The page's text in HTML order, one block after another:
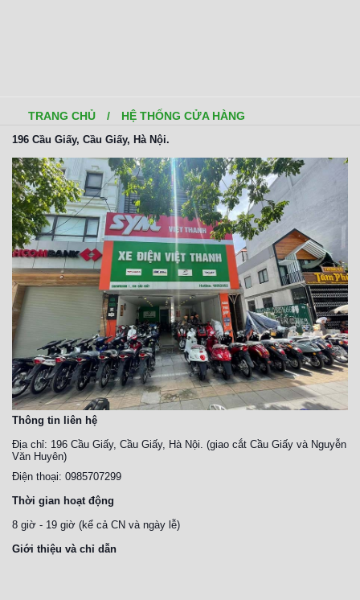
TRANG CHỦ / HỆ THỐNG CỬA HÀNG
196 Cầu Giấy, Cầu Giấy, Hà Nội.
Thông tin liên hệ
Địa chỉ: 196 Cầu Giấy, Cầu Giấy, Hà Nội. (giao cắt Cầu Giấy và Nguyễn
Văn Huyên)
Điện thoại: 0985707299
Thời gian hoạt động
8 giờ - 19 giờ (kể cả CN và ngày lễ)
Giới thiệu và chỉ dẫn